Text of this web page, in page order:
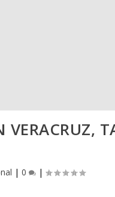
VERACRUZ,
| 0 |